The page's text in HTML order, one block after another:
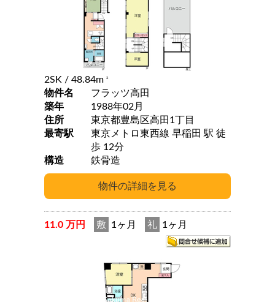
2SK / 48.84m 2
物件名
フラッツ高田
築年
1988年02月
住所
東京都豊島区高田1丁目
最寄駅
東京メトロ東西線 早稲田 駅 徒
歩 12分
構造
鉄骨造
11.0 万円 敷 1ヶ月 礼 1ヶ月